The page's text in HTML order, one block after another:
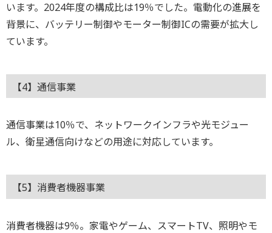
います。2024年度の構成比は19％でした。電動化の進展を
背景に、バッテリー制御やモーター制御ICの需要が拡大し
ています。
【4】通信事業
通信事業は10％で、ネットワークインフラや光モジュー
ル、衛星通信向けなどの用途に対応しています。
【5】消費者機器事業
消費者機器は9％。家電やゲーム、スマートTV、照明やモ